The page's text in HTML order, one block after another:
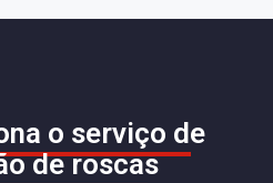
o serviço de
de roscas